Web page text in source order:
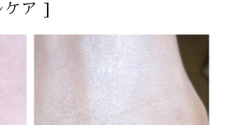
ア ]